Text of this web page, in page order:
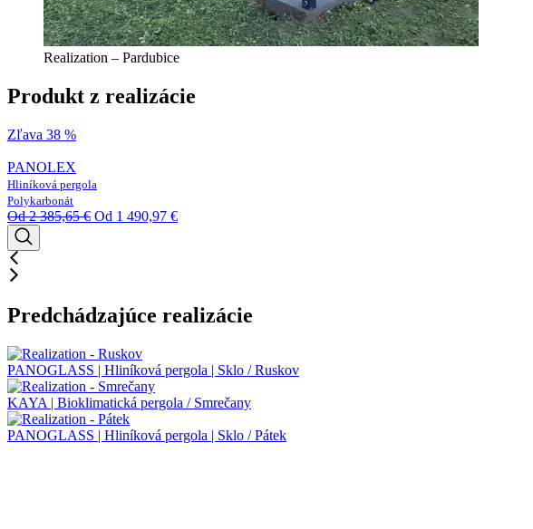
Realization – Pardubice
Produkt z realizácie
Zľava 38 %
PANOLEX
Hliníková pergola
Polykarbonát
Od2 385,65€ Od 1 490,97 €
Predchádzajúce realizácie
PANOGLASS | Hliníková pergola | Sklo / Ruskov
KAYA | Bioklimatická pergola / Smrečany
PANOGLASS | Hliníková pergola | Sklo / Pátek